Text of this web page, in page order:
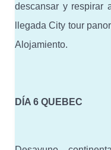
descansar y respirar
llegada City tour
Alojamiento.
DÍA 6 QUEBEC